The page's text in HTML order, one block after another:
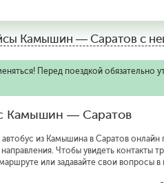
Камышин — Саратов с
Перед поездкой обязательно
Камышин — Саратов
из Камышина в Саратов
Чтобы увидеть контакты
или задавайте свои вопросы